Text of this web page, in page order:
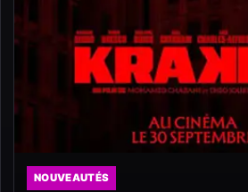
NOUVEAUTÉS